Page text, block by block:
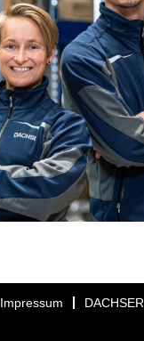
Impressum DACHSER